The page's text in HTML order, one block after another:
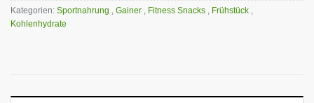
Kategorien: Sportnahrung , Gainer , Fitness Snacks , Frühstück ,
Kohlenhydrate